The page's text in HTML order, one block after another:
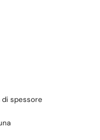
di spessore